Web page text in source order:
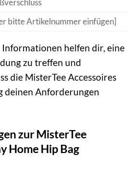
bitte Artikelnummer einfügen]
helfen dir, eine
zu treffen und
die MisterTee Accessoires
deinen Anforderungen
zur MisterTee
Home Hip Bag